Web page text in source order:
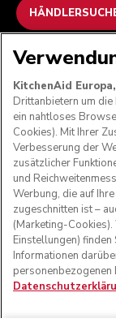
KitchenAid
Drittanbietern um
ein nahtloses
Cookies). Mit Ihrer
Verbesserung der
zusätzlicher
und
Werbung, die auf
zugeschnitten ist –
(Marketing-
Einstellungen) finden
Informationen
personenbezogenen